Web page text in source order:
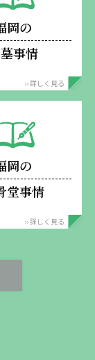
岡の
事情
›› 詳しく見る
岡の
堂事情
›› 詳しく見る